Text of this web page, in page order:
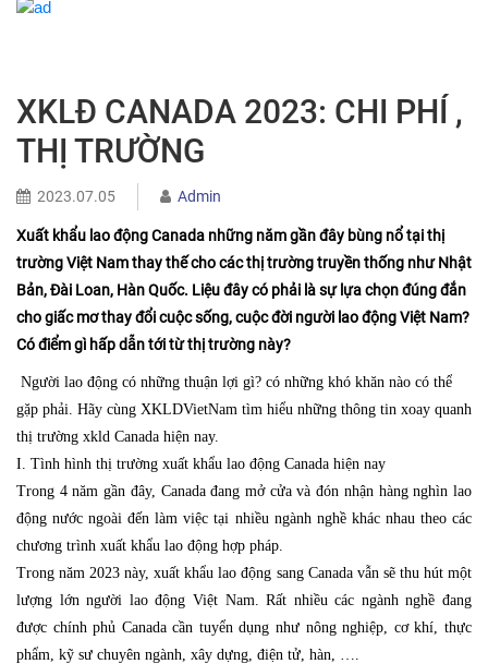
XKLĐ CANADA 2023: CHI PHÍ ,
THỊ TRƯỜNG
2023.07.05 Admin
Xuất khẩu lao động Canada những năm gần đây bùng nổ tại thị
trường Việt Nam thay thế cho các thị trường truyền thống như Nhật
Bản, Đài Loan, Hàn Quốc. Liệu đây có phải là sự lựa chọn đúng đắn
cho giấc mơ thay đổi cuộc sống, cuộc đời người lao động Việt Nam?
Có điểm gì hấp dẫn tới từ thị trường này?
Người lao động có những thuận lợi gì? có những khó khăn nào có thể
gặp phải. Hãy cùng XKLDVietNam tìm hiểu những thông tin xoay quanh
thị trường xkld Canada hiện nay.
I. Tình hình thị trường xuất khẩu lao động Canada hiện nay
Trong 4 năm gần đây, Canada đang mở cửa và đón nhận hàng nghìn lao
động nước ngoài đến làm việc tại nhiều ngành nghề khác nhau theo các
chương trình xuất khẩu lao động hợp pháp.
Trong năm 2023 này, xuất khẩu lao động sang Canada vẫn sẽ thu hút một
lượng lớn người lao động Việt Nam. Rất nhiều các ngành nghề đang
được chính phủ Canada cần tuyển dụng như nông nghiệp, cơ khí, thực
phẩm, kỹ sư chuyên ngành, xây dựng, điện tử, hàn, ….